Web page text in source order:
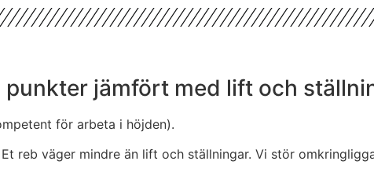
punkter jämfört med lift och
för arbeta i höjden).
reb väger mindre än lift och ställningar. Vi stör